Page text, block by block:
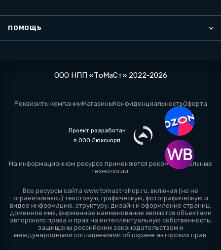
ПОМОЩЬ
ООО НПП «ТоМаСт» 2022-2026
Реквизиты компанииМагазиныКонфиденциальностьОферта
Проект разработан
в ООО Люкскорп
На информационном ресурсе применяются рекомендательные
технологии.
Все ресурсы сайта www.tomast-shop.ru, включая (но не
ограничиваясь) текстовую, графическую, фотографическую и
видео информацию, структуру, дизайн и оформление страниц,
доменное имя, фирменное наименование являются объектами
авторского права и прав на интеллектуальную собственность,
защищены российским законодательством и
международными соглашениями об охране авторских прав.